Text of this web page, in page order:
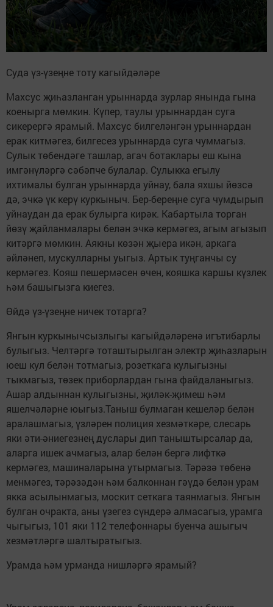
Суда үз-үзеңне тоту кагыйдәләре
Махсус җиһазланган урыннарда зурлар янында гына
коенырга мөмкин. Күпер, таулы урыннардан суга
сикерергә ярамый. Махсус билгеләнгән урыннардан
ерак китмәгез, билгесез урыннарда суга чуммагыз.
Сулык төбендәге ташлар, агач ботаклары еш кына
имгәнүләргә сәбәпче булалар. Сулыкка егылу
ихтималы булган урыннарда уйнау, бала яхшы йөзсә
дә, эчкә үк керү куркыныч. Бер-береңне суга чумдырып
уйнаудан да ерак булырга кирәк. Кабартыла торган
йөзү җайланмалары белән эчкә кермәгез, агым агызып
китәргә мөмкин. Аякны көзән җыера икән, аркага
әйләнеп, мускулларны уыгыз. Артык туңганчы су
кермәгез. Кояш пешермәсен өчен, кояшка каршы күзлек
һәм башыгызга киегез.
Өйдә үз-үзеңне ничек тотарга?
Янгын куркынычсызлыгы кагыйдәләренә игътибарлы
булыгыз. Челтәргә тоташтырылган электр җиһазларын
юеш кул белән тотмагыз, розеткага кулыгызны
тыкмагыз, төзек приборлардан гына файдаланыгыз.
Ашар алдыннан кулыгызны, җиләк-җимеш һәм
яшелчәләрне юыгыз.Таныш булмаган кешеләр белән
аралашмагыз, үзләрен полиция хезмәткәре, слесарь
яки әти-әниегезнең дуслары дип таныштырсалар да,
аларга ишек ачмагыз, алар белән бергә лифткә
кермәгез, машиналарына утырмагыз. Тәрәзә төбенә
менмәгез, тәрәзәдән һәм балконнан гәүдә белән урам
якка асылынмагыз, москит сеткага таянмагыз. Янгын
булган очракта, аны үзегез сүндерә алмасагыз, урамга
чыгыгыз, 101 яки 112 телефоннары буенча ашыгыч
хезмәтләргә шалтыратыгыз.
Урамда һәм урманда нишләргә ярамый?